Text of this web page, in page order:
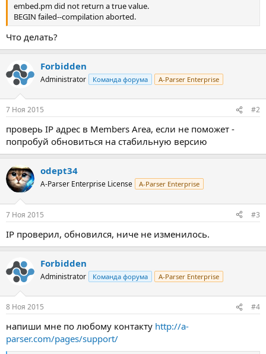
embed.pm did not return a true value.
BEGIN failed--compilation aborted.
Что делать?
Forbidden
Administrator Команда форума A-Parser Enterprise
7 Ноя 2015 #2
проверь IP адрес в Members Area, если не поможет -
попробуй обновиться на стабильную версию
odept34
A-Parser Enterprise License A-Parser Enterprise
7 Ноя 2015 #3
IP проверил, обновился, ниче не изменилось.
Forbidden
Administrator Команда форума A-Parser Enterprise
8 Ноя 2015 #4
напиши мне по любому контакту http://a-
parser.com/pages/support/